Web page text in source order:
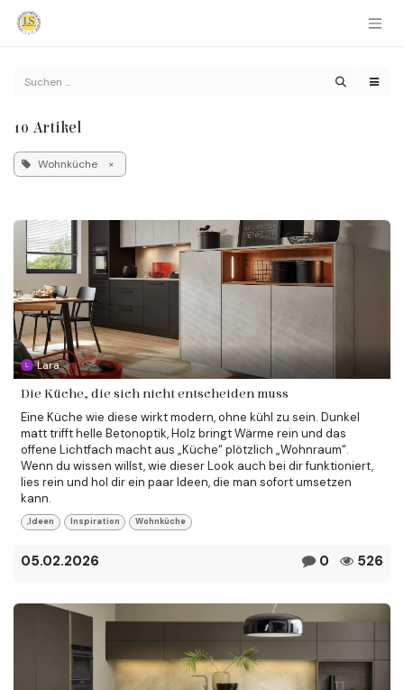
10 Artikel
Wohnküche ×
Lara
Die Küche, die sich nicht entscheiden muss
Eine Küche wie diese wirkt modern, ohne kühl zu sein. Dunkel
matt trifft helle Betonoptik, Holz bringt Wärme rein und das
offene Lichtfach macht aus „Küche“ plötzlich „Wohnraum“.
Wenn du wissen willst, wie dieser Look auch bei dir funktioniert,
lies rein und hol dir ein paar Ideen, die man sofort umsetzen
kann.
,Ideen Inspiration Wohnküche
05.02.2026 0 526